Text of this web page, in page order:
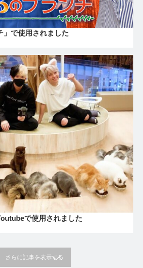
」で使用されました
で使用されました
さらに記事を表示する